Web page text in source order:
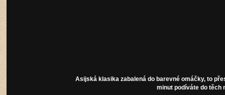
Asijs káklasika zabalená do barevné omáčky, to
minut podíváte do těch